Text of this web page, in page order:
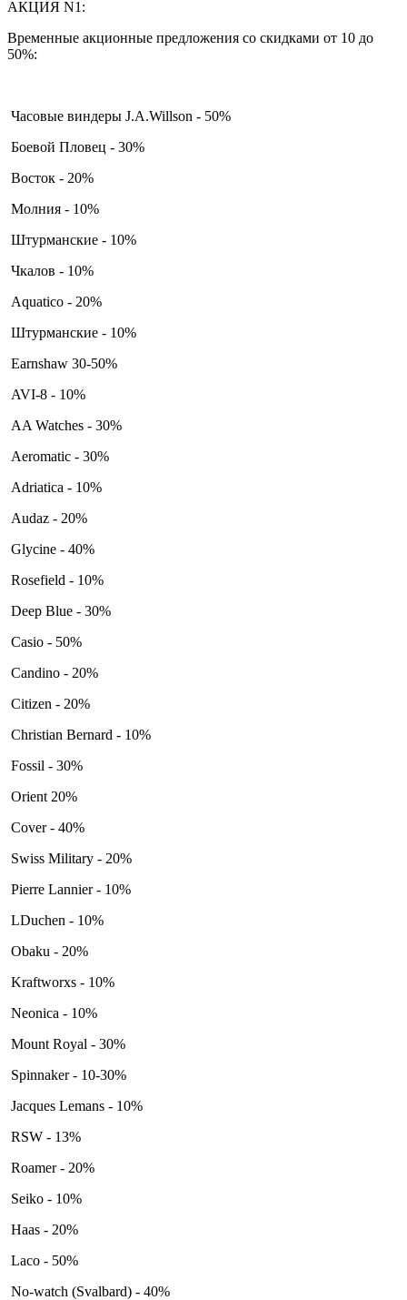
АКЦИЯ N1:
Временные акционные предложения со скидками от 10 до
50%:
Часовые виндеры J.A.Willson - 50%
Боевой Пловец - 30%
Восток - 20%
Молния - 10%
Штурманские - 10%
Чкалов - 10%
Aquatico - 20%
Штурманские - 10%
Earnshaw 30-50%
AVI-8 - 10%
AA Watches - 30%
Aeromatic - 30%
Adriatica - 10%
Audaz - 20%
Glycine - 40%
Rosefield - 10%
Deep Blue - 30%
Casio - 50%
Candino - 20%
Citizen - 20%
Christian Bernard - 10%
Fossil - 30%
Orient 20%
Cover - 40%
Swiss Military - 20%
Pierre Lannier - 10%
LDuchen - 10%
Obaku - 20%
Kraftworxs - 10%
Neonica - 10%
Mount Royal - 30%
Spinnaker - 10-30%
Jacques Lemans - 10%
RSW - 13%
Roamer - 20%
Seiko - 10%
Haas - 20%
Laco - 50%
No-watch (Svalbard) - 40%